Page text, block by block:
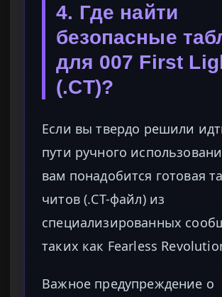
4. Где найти
безопасные
для 007 First
(.CT)?
Если вы твердо решили
пути ручного
вам понадобится готовая
читов (.CT-файл) из
специализированных
таких как Fearless
Важное предупреждение о